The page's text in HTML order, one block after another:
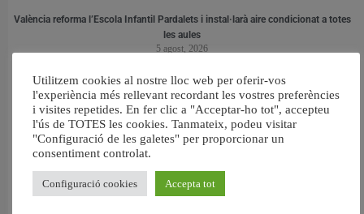
València reforma l’Escola Infantil Pardalets i instal·larà aire condicionat a totes
les aules
5 agost, 2026
Utilitzem cookies al nostre lloc web per oferir-vos
l'experiència més rellevant recordant les vostres preferències
i visites repetides. En fer clic a "Acceptar-ho tot", accepteu
l'ús de TOTES les cookies. Tanmateix, podeu visitar
"Configuració de les galetes" per proporcionar un
consentiment controlat.
Configuració cookies Accepta tot